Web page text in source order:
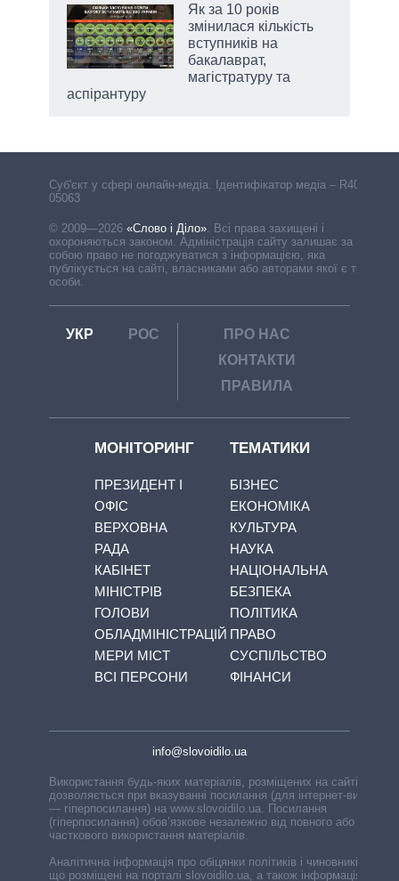
Як за 10 років
змінилася кількість
вступників на
бакалаврат,
магістратуру та
аспірантуру
Cуб'єкт у сфері онлайн-медіа. Ідентифікатор медіа – R40-
05063
© 2009—2026 «Слово і Діло»
Всі права захищені і
охороняються законом. Адміністрація сайту залишає за
собою право не погоджуватися з інформацією, яка
публікується на сайті, власниками або авторами якої є треті
особи.
УКР РОС
ПРО НАС
КОНТАКТИ
ПРАВИЛА
МОНІТОРИНГ
ПРЕЗИДЕНТ І
ОФІС
ВЕРХОВНА
РАДА
КАБІНЕТ
МІНІСТРІВ
ГОЛОВИ
ОБЛАДМІНІСТРАЦІЙ
МЕРИ МІСТ
ВСІ ПЕРСОНИ
ТЕМАТИКИ
БІЗНЕС
ЕКОНОМІКА
КУЛЬТУРА
НАУКА
НАЦІОНАЛЬНА
БЕЗПЕКА
ПОЛІТИКА
ПРАВО
СУСПІЛЬСТВО
ФІНАНСИ
info@slovoidilo.ua
Використання будь-яких матеріалів, розміщених на сайті,
дозволяється при вказуванні посилання (для інтернет-видань
— гіперпосилання) на www.slovoidilo.ua. Посилання
(гіперпосилання) обов’язкове незалежно від повного або
часткового використання матеріалів.
Аналітична інформація про обіцянки політиків і чиновників,
що розміщені на порталі slovoidilo.ua, а також інформація про